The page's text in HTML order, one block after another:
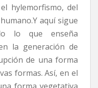
hylemorfismo, del
aquí sigue
lo que enseña
la generación de
de una forma
formas. Así, en el